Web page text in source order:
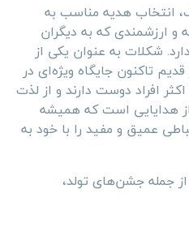
انتخاب هدیه مناسب به
و ارزشمندی که به دیگران
شکلات به عنوان یکی از
تاکنون جایگاه ویژه‌ای در
افراد دوست دارند و از لذت
هدایايی است که همیشه
عمیق و مفید را با خود به
جمله جشن‌های تولد،